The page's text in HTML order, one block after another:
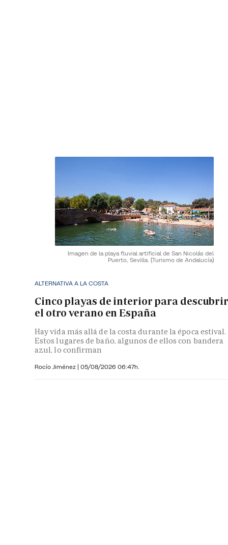
Imagen de la playa fluvial artificial de San Nicolás del
Puerto, Sevilla. (Turismo de Andalucía)
ALTERNATIVA A LA COSTA
Cinco playas de interior para
el otro verano en España
Hay vida más allá de la costa durante la época estival.
Estos lugares de baño, algunos de ellos con bandera
azul, lo confirman
Rocío Jiménez | 05/08/2026 06:47h.